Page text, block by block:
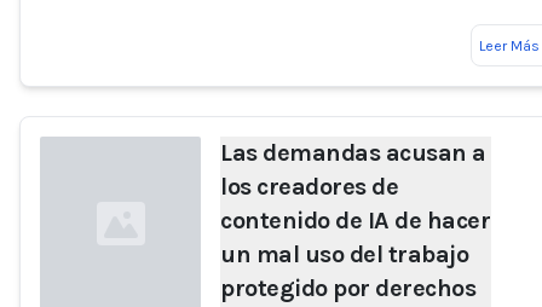
Leer Más
Las demandas acusan a
los creadores de
contenido de IA de hacer
un mal uso del trabajo
protegido por derechos